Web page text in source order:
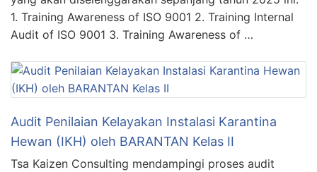
1. Training Awareness of ISO 9001 2. Training Internal
Audit of ISO 9001 3. Training Awareness of …
Audit Penilaian Kelayakan Instalasi Karantina
Hewan (IKH) oleh BARANTAN Kelas II
Tsa Kaizen Consulting mendampingi proses audit